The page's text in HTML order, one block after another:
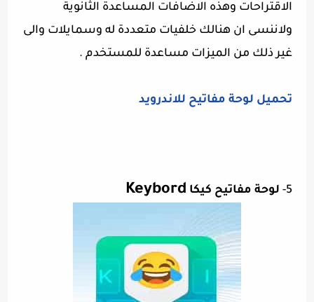
الاقتراحات وهذه الاضافات المساعدة الثانوية
ولاننسى ان هنالك خلفيات متعددة له وسمايلات والى
غير ذلك من الميزات مساعدة للمستخدم .
تحميل لوحة مفاتيح للاندرويد
5- لوحة مفاتيح كيكا Keybord